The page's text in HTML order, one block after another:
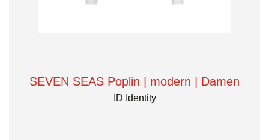
SEVEN SEAS Poplin | modern | Damen
ID Identity